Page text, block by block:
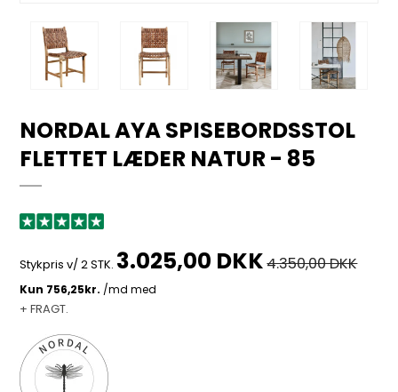
NORDAL AYA SPISEBORDSSTOL
FLETTET LÆDER NATUR - 85
Stykpris v/ 2 STK. 3.025,00 DKK4.350,00 DKK
+ FRAGT.